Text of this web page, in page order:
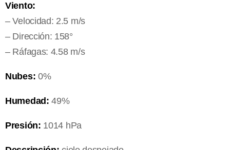
Viento:
– Velocidad: 2.5 m/s
– Dirección: 158°
– Ráfagas: 4.58 m/s
Nubes: 0%
Humedad: 49%
Presión: 1014 hPa